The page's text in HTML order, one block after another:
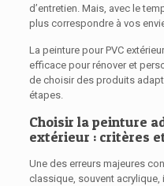
d’entretien. Mais, avec le
plus correspondre à vos
La peinture pour PVC
efficace pour rénover et
de choisir des produits
étapes.
Choisir la peinture
extérieur : critères
Une des erreurs majeures
classique, souvent